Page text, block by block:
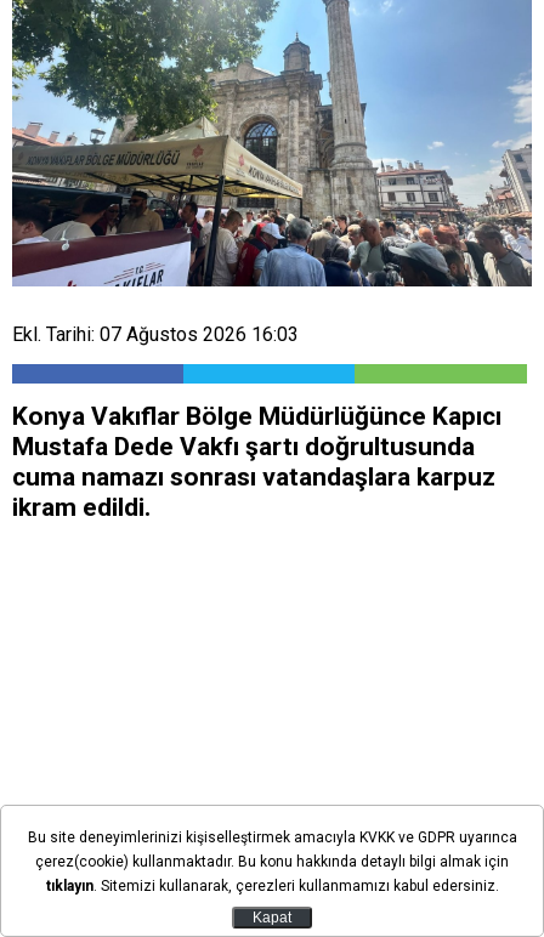
Ekl. Tarihi: 07 Ağustos 2026 16:03
Konya Vakıflar Bölge Müdürlüğünce Kapıcı
Mustafa Dede Vakfı şartı doğrultusunda
cuma namazı sonrası vatandaşlara karpuz
ikram edildi.
Bu site deneyimlerinizi kişiselleştirmek amacıyla KVKK ve GDPR uyarınca
çerez(cookie) kullanmaktadır. Bu konu hakkında detaylı bilgi almak için
tıklayın. Sitemizi kullanarak, çerezleri kullanmamızı kabul edersiniz.
Kapat